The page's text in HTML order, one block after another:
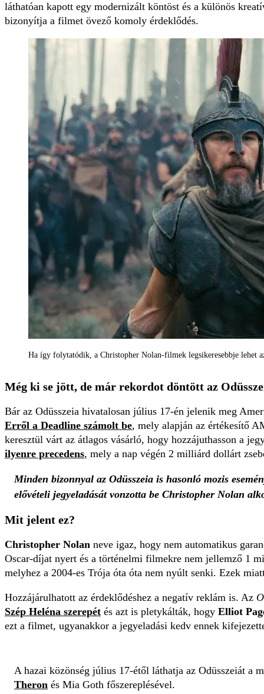
láthatóan kapott egy modernizált köntöst és a különös
bizonyítja a filmet övező komoly érdeklődés.
Ha így folytatódik, a Christopher Nolan-filmek legsikeresebbje lehet
Még ki se jött, de már rekordot döntött az
Bár az Odüsszeia hivatalosan július 17-én jelenik meg
Erről a Deadline számolt be, mely alapján az értékesítő
keresztül várt az átlagos vásárló, hogy hozzájuthasson a
ilyenre precedens, mely a nap végén 2 milliárd dollárt
Minden bizonnyal az Odüsszeia is hasonló mozis
elővételi jegyeladását vonzotta be Christopher Nolan
Mit jelent ez?
Christopher Nolan neve igaz, hogy nem automatikus
Oscar-díjat nyert és a történelmi filmekre nem jellemző 1
melyhez a 2004-es Trója óta óta nem nyúlt senki. Ezek
Hozzájárulhatott az érdeklődéshez a negatív reklám is. Az
Szép Heléna szerepét és azt is pletykálták, hogy Elliot
ezt a filmet, ugyanakkor a jegyeladási kedv ennek
A hazai közönség július 17-étől láthatja az Odüsszeiát
Theron és Mia Goth főszereplésével.